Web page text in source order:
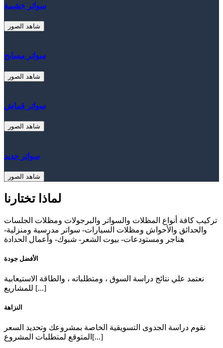
سواتر خشبية
شاهد الصور
سواتر مسابح
شاهد الصور
سواتر قماش
شاهد الصور
سواتر حديد
شاهد الصور
لماذا تختارنا
تركيب كافة أنواع المظلات والسواتر والبرجولات ومظلات الجلسات
والحدائق والأحواش ومظلات السيارات- سواتر مدرسية ومنزلية-
هناجر ومستودعات- بيوت الشعر- شبوك- وأعمال الحدادة
الأفضل جودة
نعتمد علي نتائج دراسة السوق ، ومتطلباته ، والطاقة الاستيعابية
للمشاريع [...]
النزاهة
نقوم دراسة الجدوى التسويقية الخاصة بمشروعك وتحديد السعر
المتوقع لمتطلبات المشروع[...]